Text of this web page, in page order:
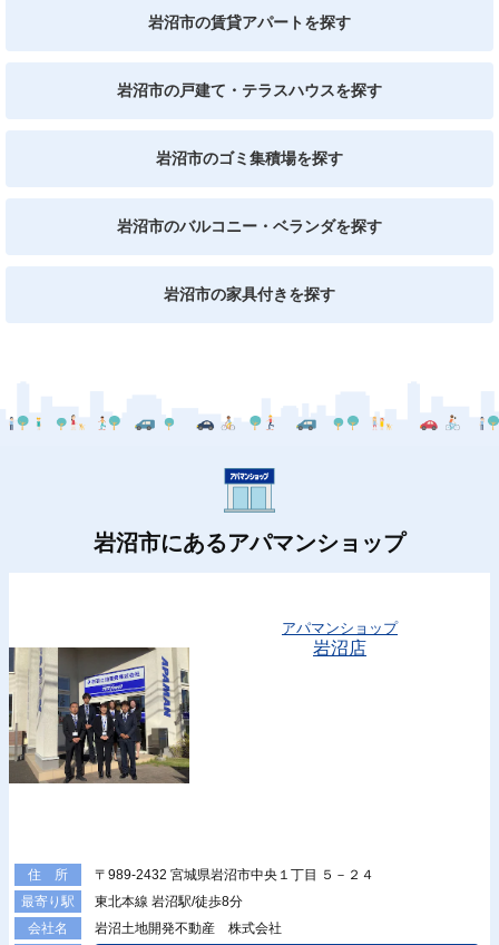
岩沼市の賃貸アパートを探す
岩沼市の戸建て・テラスハウスを探す
岩沼市のゴミ集積場を探す
岩沼市のバルコニー・ベランダを探す
岩沼市の家具付きを探す
岩沼市にあるアパマンショップ
アパマンショップ
岩沼店
住 所
〒989-2432 宮城県岩沼市中央１丁目 ５－２４
最寄り駅
東北本線 岩沼駅/徒歩8分
会社名
岩沼土地開発不動産 株式会社